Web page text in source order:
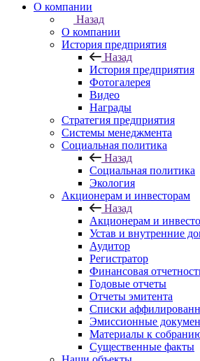
О компании
Назад
О компании
История предприятия
Назад
История предприятия
Фотогалерея
Видео
Награды
Стратегия предприятия
Системы менеджмента
Социальная политика
Назад
Социальная политика
Экология
Акционерам и инвесторам
Назад
Акционерам и
Устав и внутренние
Аудитор
Регистратор
Финансовая
Годовые отчеты
Отчеты эмитента
Списки
Эмиссионные
Материалы к
Существенные факты